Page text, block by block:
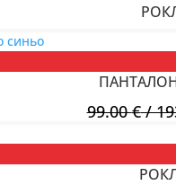
ПАНТАЛОН
99.00€/